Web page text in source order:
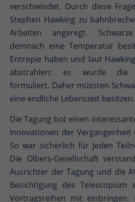
verschwindet. Durch diese
Stephen Hawking zu
Arbeiten angeregt.
demnach eine Temperatur
Entropie haben und laut
abstrahlen: es wurde die
formuliert. Daher müssten
eine endliche Lebenszeit besitzen.
Die Tagung bot einen
Innovationen der Vergangenheit
So war sicherlich für jeden
Die Olbers-Gesellschaft
Ausrichter der Tagung und die
Besichtigung des
Vortragsreihen mit einbringen.